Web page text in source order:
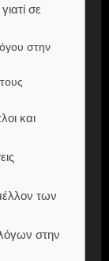
σε
στην
και
των
στην